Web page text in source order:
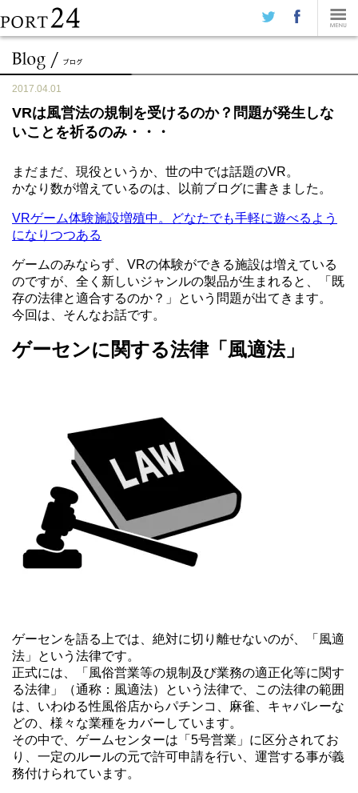
2017.04.01
VRは風営法の規制を受けるのか？問題が発生しな
いことを祈るのみ・・・
まだまだ、現役というか、世の中では話題のVR。
かなり数が増えているのは、以前ブログに書きました。
VRゲーム体験施設増殖中。どなたでも手軽に遊べるよう
になりつつある
ゲームのみならず、VRの体験ができる施設は増えている
のですが、全く新しいジャンルの製品が生まれると、「既
存の法律と適合するのか？」という問題が出てきます。
今回は、そんなお話です。
ゲーセンに関する法律「風適法」
ゲーセンを語る上では、絶対に切り離せないのが、「風適
法」という法律です。
正式には、「風俗営業等の規制及び業務の適正化等に関す
る法律」（通称：風適法）という法律で、この法律の範囲
は、いわゆる性風俗店からパチンコ、麻雀、キャバレーな
どの、様々な業種をカバーしています。
その中で、ゲームセンターは「5号営業」に区分されてお
り、一定のルールの元で許可申請を行い、運営する事が義
務付けられています。